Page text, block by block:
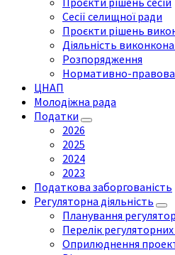
Сесії селищної ради
Проєкти рішень
Діяльність
Розпорядження
Нормативно-правова
ЦНАП
Молодіжна рада
Податки
2026
2025
2024
2023
Податкова заборгованість
Регуляторна діяльність
Планування
Перелік регуляторних
Оприлюднення